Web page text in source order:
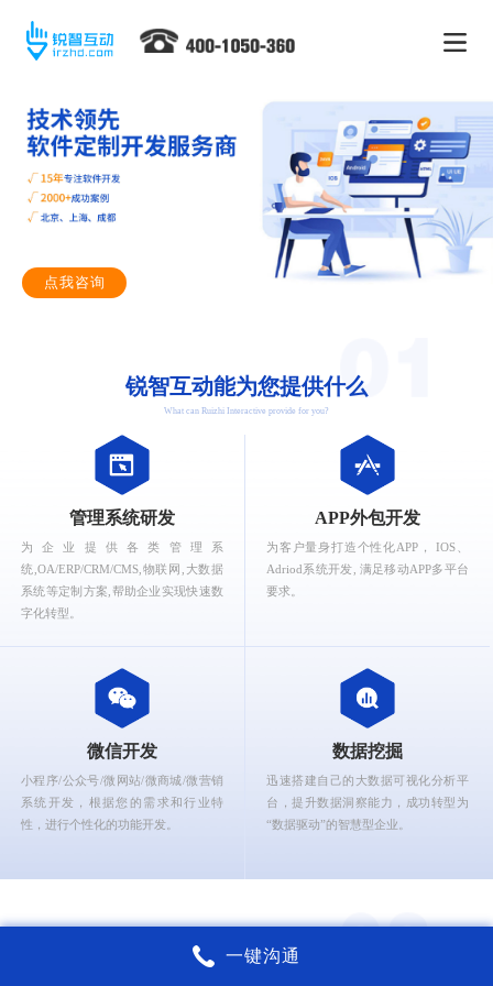
点我咨询
锐智互动能为您提供什么
What can Ruizhi Interactive provide for you?
管理系统研发
为企业提供各类管理系
统,OA/ERP/CRM/CMS,物联网,大数据
系统等定制方案,帮助企业实现快速数
字化转型。
APP外包开发
为客户量身打造个性化APP， IOS、
Adriod系统开发, 满足移动APP多平台
要求。
微信开发
小程序/公众号/微网站/微商城/微营销
系统开发，根据您的需求和行业特
性，进行个性化的功能开发。
数据挖掘
迅速搭建自己的大数据可视化分析平
台，提升数据洞察能力，成功转型为
“数据驱动”的智慧型企业。
锐智互动核心能力
一键沟通